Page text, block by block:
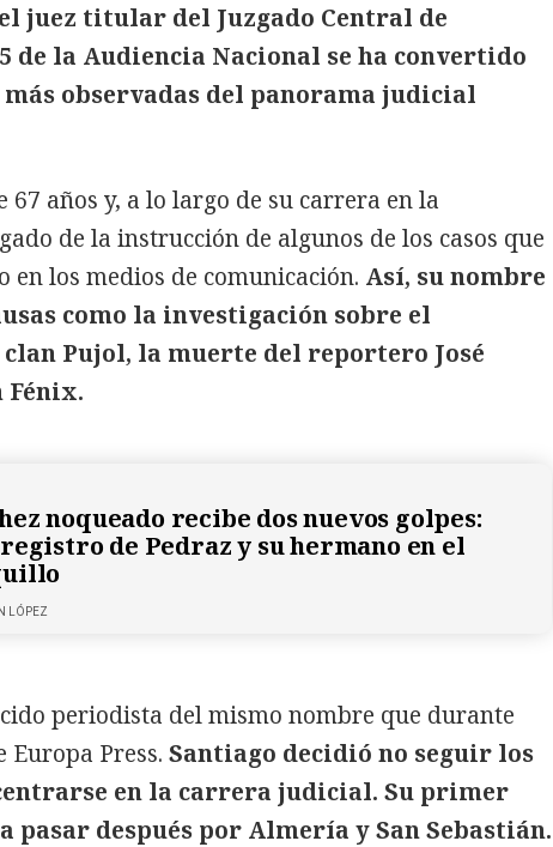
el juez titular del Juzgado Central de
de la Audiencia Nacional se ha convertido
observadas del panorama judicial
67 años y, a lo largo de su carrera en la
de la instrucción de algunos de los casos que
en los medios de comunicación. Así, su nombre
como la investigación sobre el
Pujol, la muerte del reportero José
Fénix.
noqueado recibe dos nuevos golpes:
de Pedraz y su hermano en el
LÓPEZ
periodista del mismo nombre que durante
Europa Press. Santiago decidió no seguir los
en la carrera judicial. Su primer
pasar después por Almería y San Sebastián.